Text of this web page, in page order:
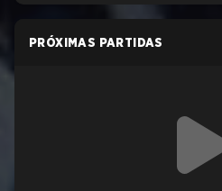
PRÓXIMAS PARTIDAS